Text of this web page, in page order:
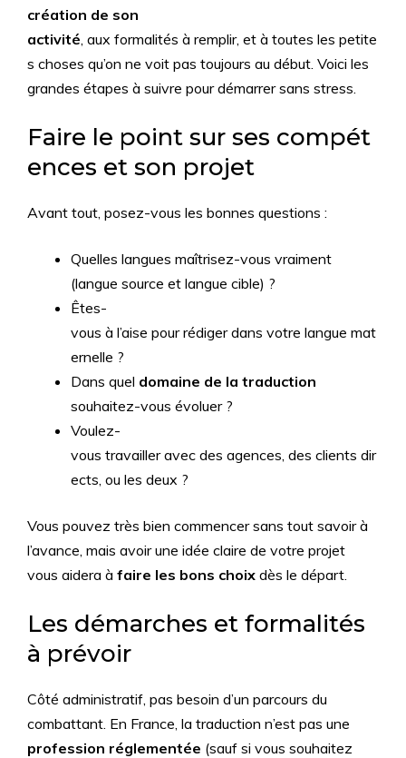
création de son
activité, aux formalités à remplir, et à toutes les petite
s choses qu’on ne voit pas toujours au début. Voici les
grandes étapes à suivre pour démarrer sans stress.
Faire le point sur ses compét
ences et son projet
Avant tout, posez-vous les bonnes questions :
Quelles langues maîtrisez-vous vraiment
(langue source et langue cible) ?
Êtes-
vous à l’aise pour rédiger dans votre langue mat
ernelle ?
Dans quel domaine de la traduction
souhaitez-vous évoluer ?
Voulez-
vous travailler avec des agences, des clients dir
ects, ou les deux ?
Vous pouvez très bien commencer sans tout savoir à
l’avance, mais avoir une idée claire de votre projet
vous aidera à faire les bons choix dès le départ.
Les démarches et formalités
à prévoir
Côté administratif, pas besoin d’un parcours du
combattant. En France, la traduction n’est pas une
profession réglementée (sauf si vous souhaitez